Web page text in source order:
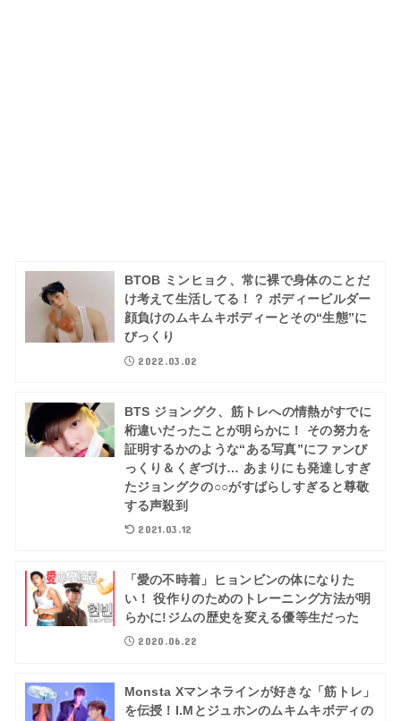
BTOB ミンヒョク、常に裸で身体のことだ
け考えて生活してる！？ ボディービルダー
顔負けのムキムキボディーとその“生態”に
びっくり
2022.03.02
BTS ジョングク、筋トレへの情熱がすでに
桁違いだったことが明らかに！ その努力を
証明するかのような“ある写真”にファンび
っくり＆くぎづけ… あまりにも発達しすぎ
たジョングクの○○がすばらしすぎると尊敬
する声殺到
2021.03.12
「愛の不時着」ヒョンビンの体になりた
い！ 役作りのためのトレーニング方法が明
らかに!ジムの歴史を変える優等生だった
2020.06.22
Monsta Xマンネラインが好きな「筋トレ」
を伝授！I.Mとジュホンのムキムキボディの